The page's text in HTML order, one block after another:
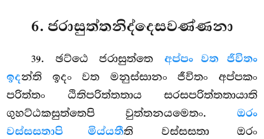
6. ජරාසුත්තනිද්දෙසවණ්ණනා
39. ඡට්ඨෙජරාසුත්තෙ අප්පං වත ජීවිතං
ඉදන්ති ඉදං වත මනුස්සානං ජීවිතං අප්පකං
පරිත්තං ඨිතිපරිත්තතාය සරසපරිත්තතායාති
ගුහට්ඨකසුත්තෙපි වුත්තනයමෙතං. ඔරං
වස්සසතාපි මිය්යතීති වස්සසතා ඔරං